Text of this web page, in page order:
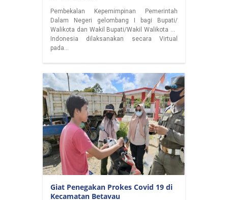
Pembekalan Kepemimpinan Pemerintah
Dalam Negeri gelombang I bagi Bupati/
Walikota dan Wakil Bupati/Wakil Walikota se
Indonesia dilaksanakan secara Virtual
pada…
Giat Penegakan Prokes Covid 19 di
Kecamatan Betayau